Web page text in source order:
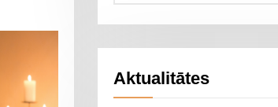
Aktualitātes